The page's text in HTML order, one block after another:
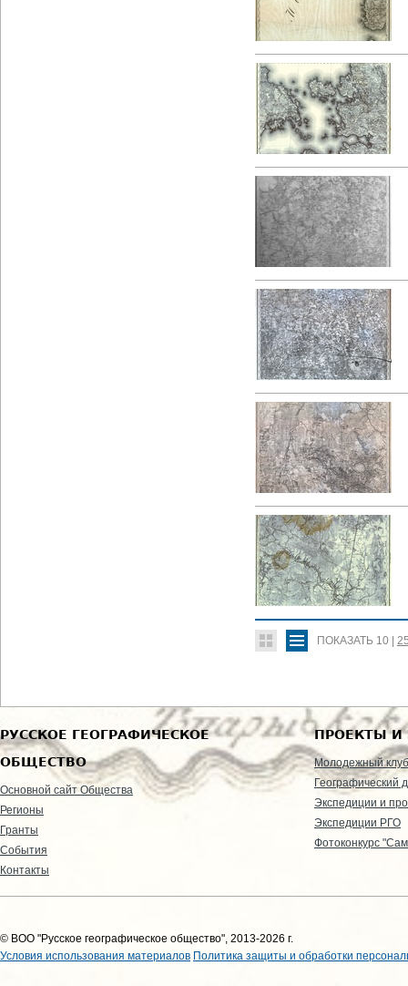
ПОКАЗАТЬ 10 |
РУССКОЕ ГЕОГРАФИЧЕСКОЕ
ОБЩЕСТВО
Основной сайт Общества
Регионы
Гранты
События
Контакты
ПРОЕКТЫ И
Молодежный клуб
Географический
Экспедиции и
Экспедиции РГО
Фотоконкурс
© ВОО "Русское географическое общество", 2013-2026 г.
Условия использования материалов Политика защиты и обработки